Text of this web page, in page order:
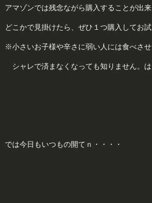
アマゾンでは残念ながら購入することが出来
どこかで見掛けたら、ぜひ１つ購入してお
※小さいお子様や辛さに弱い人には食べさせ
シャレで済まなくなっても知りません。は
では今日もいつもの開てｎ・・・・